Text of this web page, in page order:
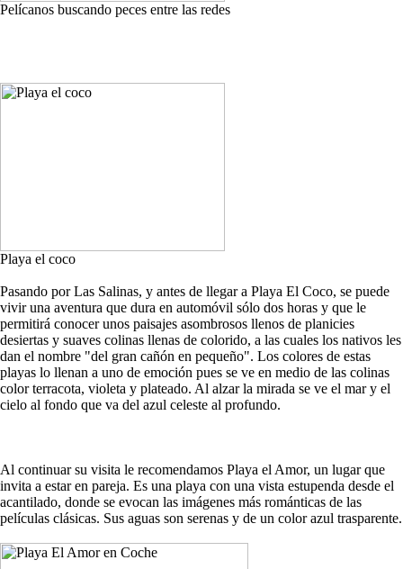
Pelícanos buscando peces entre las redes
Playa el coco
Pasando por Las Salinas, y antes de llegar a Playa El Coco, se puede
vivir una aventura que dura en automóvil sólo dos horas y que le
permitirá conocer unos paisajes asombrosos llenos de planicies
desiertas y suaves colinas llenas de colorido, a las cuales los nativos les
dan el nombre "del gran cañón en pequeño". Los colores de estas
playas lo llenan a uno de emoción pues se ve en medio de las colinas
color terracota, violeta y plateado. Al alzar la mirada se ve el mar y el
cielo al fondo que va del azul celeste al profundo.
Al continuar su visita le recomendamos Playa el Amor, un lugar que
invita a estar en pareja. Es una playa con una vista estupenda desde el
acantilado, donde se evocan las imágenes más románticas de las
películas clásicas. Sus aguas son serenas y de un color azul trasparente.